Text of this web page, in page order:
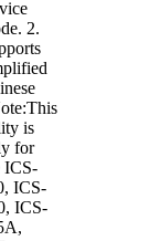
2.
is
for
ICS-
ICS-
ICS-